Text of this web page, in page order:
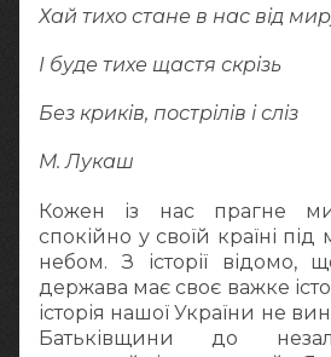
Хай тихо стане в нас від
І буде тихе щастя скрізь
Без криків, пострілів і сліз
М. Лукаш
Кожен із нас прагне
спокійно у своїй країні
небом. З історії
держава має своє важке
історія нашої України не
Батьківщини до